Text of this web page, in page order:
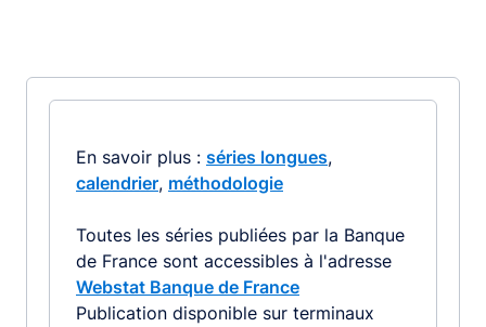
En savoir plus : séries longues,
calendrier, méthodologie
Toutes les séries publiées par la Banque
de France sont accessibles à l'adresse
Webstat Banque de France
Publication disponible sur terminaux